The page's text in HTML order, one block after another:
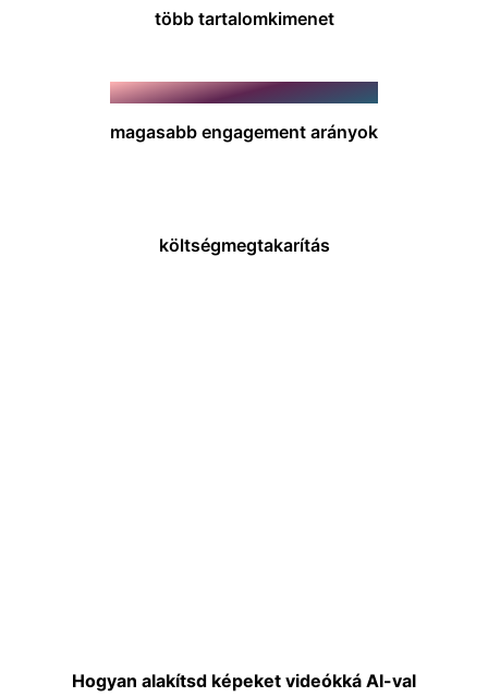
több tartalomkimenet
58%
magasabb engagement arányok
költségmegtakarítás
Hogyan alakítsd képeket videókká AI-val